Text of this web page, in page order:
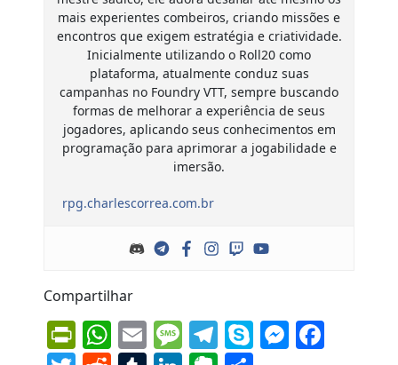
mais experientes combeiros, criando missões e
encontros que exigem estratégia e criatividade.
Inicialmente utilizando o Roll20 como
plataforma, atualmente conduz suas
campanhas no Foundry VTT, sempre buscando
formas de melhorar a experiência de seus
jogadores, aplicando seus conhecimentos em
programação para aprimorar a jogabilidade e
imersão.
rpg.charlescorrea.com.br
Compartilhar
PrintFriendly
WhatsApp
EmailMessage
Telegram
Skype